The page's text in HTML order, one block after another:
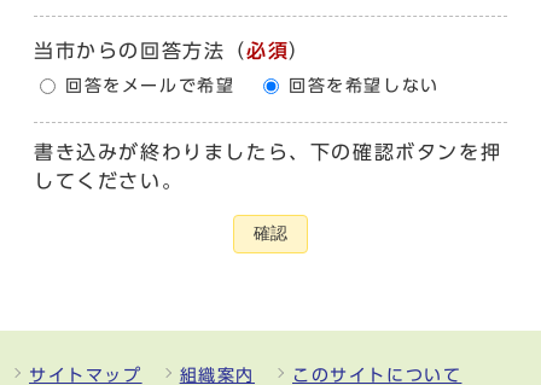
当市からの回答方法 （必須）
回答をメールで希望 回答を希望しない
書き込みが終わりましたら、下の確認ボタンを押
してください。
確認
サイトマップ 組織案内 このサイトについて